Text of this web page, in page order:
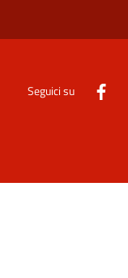
Seguici su